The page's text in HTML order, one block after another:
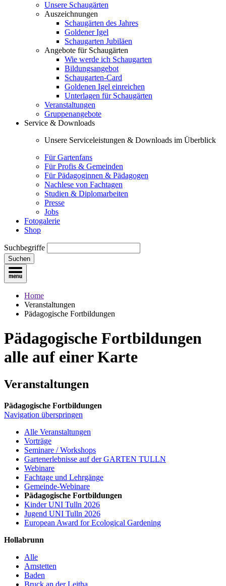
Unsere Schaugärten
Auszeichnungen
Schaugärten des Jahres
Goldener Igel
Schaugarten Jubiläen
Angebote für Schaugärten
Wie werde ich Schaugarten
Bildungsangebot
Schaugarten-Card
Goldenen Igel einreichen
Unterlagen für Schaugärten
Veranstaltungen
Gruppenangebote
Service & Downloads
Unsere Serviceleistungen & Downloads im Überblick
Für Gartenfans
Für Profis & Gemeinden
Für Pädagoginnen & Pädagogen
Nachlese von Fachtagen
Studien & Diplomarbeiten
Presse
Jobs
Fotogalerie
Shop
Suchbegriffe
Suchen
Home
Veranstaltungen
Pädagogische Fortbildungen
Pädagogische Fortbildungen
alle auf einer Karte
Veranstaltungen
Pädagogische Fortbildungen
Navigation überspringen
Alle Veranstaltungen
Vorträge
Seminare / Workshops
Gartenerlebnisse auf der GARTEN TULLN
Webinare
Fachtage und Lehrgänge
Gemeinde-Webinare
Pädagogische Fortbildungen
Kinder UNI Tulln 2026
Jugend UNI Tulln 2026
European Award for Ecological Gardening
Hollabrunn
Alle
Amstetten
Baden
Bruck an der Leitha